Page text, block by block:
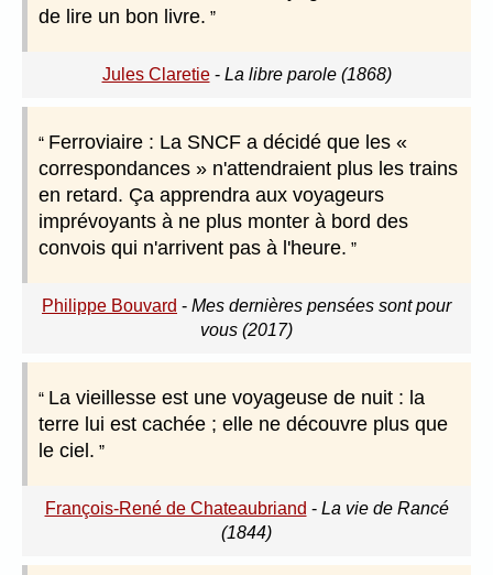
de lire un bon livre.
Jules Claretie- La libre parole (1868)
Ferroviaire : La SNCF a décidé que les «
correspondances » n'attendraient plus les trains
en retard. Ça apprendra aux voyageurs
imprévoyants à ne plus monter à bord des
convois qui n'arrivent pas à l'heure.
Philippe Bouvard - Mes dernières pensées sont pour
vous (2017)
La vieillesse est une voyageuse de nuit : la
terre lui est cachée ; elle ne découvre plus que
le ciel.
François-René de Chateaubriand - La vie de Rancé
(1844)